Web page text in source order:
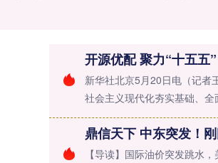
开源优配 聚力“十五五
新华社北京5月20日电（记者
社会主义现代化夯实基础、
鼎信天下 中东突发！
【导读】国际油价突发跳水